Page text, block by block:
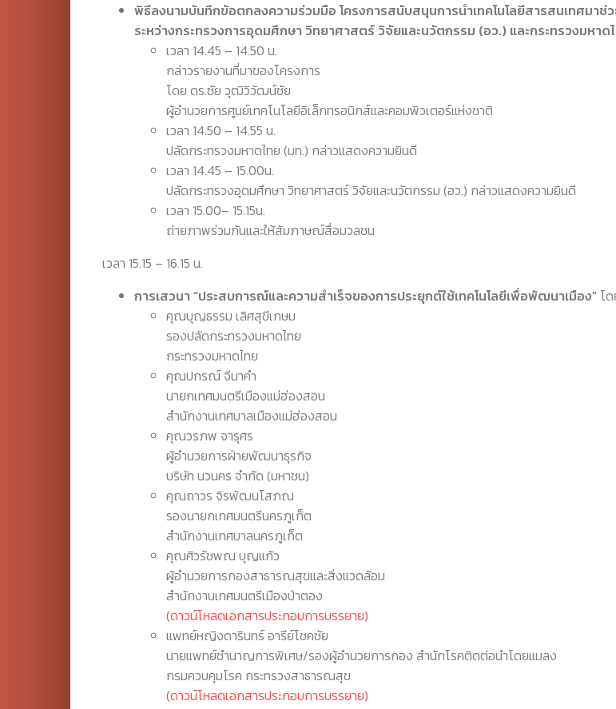
พิธีลงนามบันทึกข้อตกลงความร่วมมือ โครงการสนับสนุนการนำเทคโนโลยีสารสนเทศมาช่
ระหว่างกระทรวงการอุดมศึกษา วิทยาศาสตร์ วิจัยและนวัตกรรม (อว.) และกระทรวงมหาด
เวลา 14.45 – 14.50 น.
กล่าวรายงานที่มาของโครงการ
โดย ดร.ชัย วุฒิวิวัฒน์ชัย
ผู้อำนวยการศูนย์เทคโนโลยีอิเล็กทรอนิกส์และคอมพิวเตอร์แห่งชาติ
เวลา 14.50 – 14.55 น.
ปลัดกระทรวงมหาดไทย (มท.) กล่าวแสดงความยินดี
เวลา 14.45 – 15.00น.
ปลัดกระทรวงอุดมศึกษา วิทยาศาสตร์ วิจัยและนวัตกรรม (อว.) กล่าวแสดงความยินดี
เวลา 15.00– 15.15น.
ถ่ายภาพร่วมกันและให้สัมภาษณ์สื่อมวลชน
เวลา 15.15 – 16.15 น.
การเสวนา “ประสบการณ์และความสำเร็จของการประยุกต์ใช้เทคโนโลยีเพื่อพัฒนาเมือง” โ
คุณบุญธรรม เลิศสุขีเกษม
รองปลัดกระทรวงมหาดไทย
กระทรวงมหาดไทย
คุณปกรณ์ จีนาคำ
นายกเทศมนตรีเมืองแม่ฮ่องสอน
สำนักงานเทศบาลเมืองแม่ฮ่องสอน
คุณวรภพ จารุศร
ผู้อำนวยการฝ่ายพัฒนาธุรกิจ
บริษัท นวนคร จำกัด (มหาชน)
คุณถาวร จิรพัฒนโสภณ
รองนายกเทศมนตรีนครภูเก็ต
สำนักงานเทศบาลนครภูเก็ต
คุณศิวรัชพณ บุญแก้ว
ผู้อำนวยการกองสาธารณสุขและสิ่งแวดล้อม
สำนักงานเทศมนตรีเมืองป่าตอง
(ดาวน์โหลดเอกสารประกอบการบรรยาย)
แพทย์หญิงดารินทร์ อารีย์โชคชัย
นายแพทย์ชำนาญการพิเศษ/รองผู้อำนวยการกอง สำนักโรคติดต่อนำโดยแมลง
กรมควบคุมโรค กระทรวงสาธารณสุข
(ดาวน์โหลดเอกสารประกอบการบรรยาย)